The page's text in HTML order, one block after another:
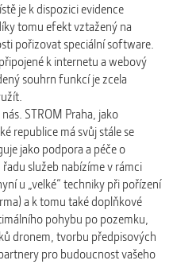
je k dispozici evidence
tomu efekt vztažený na
pořizovat speciální software.
k internetu a webový
souhrn funkcí je zcela
STROM Praha, jako
republice má svůj stále se
jako podpora a péče o
služeb nabízíme v rámci
u „velké“ techniky při pořízení
a k tomu také doplňkové
pohybu po pozemku,
dronem, tvorbu předpisových
pro budoucnost vašeho